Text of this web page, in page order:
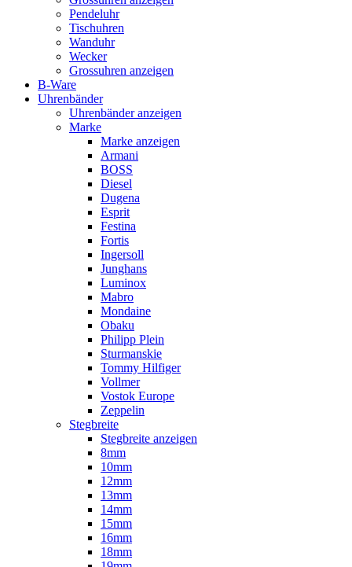
Pendeluhr
Tischuhren
Wanduhr
Wecker
Grossuhren anzeigen
B-Ware
Uhrenbänder
Uhrenbänder anzeigen
Marke
Marke anzeigen
Armani
BOSS
Diesel
Dugena
Esprit
Festina
Fortis
Ingersoll
Junghans
Luminox
Mabro
Mondaine
Obaku
Philipp Plein
Sturmanskie
Tommy Hilfiger
Vollmer
Vostok Europe
Zeppelin
Stegbreite
Stegbreite anzeigen
8mm
10mm
12mm
13mm
14mm
15mm
16mm
18mm